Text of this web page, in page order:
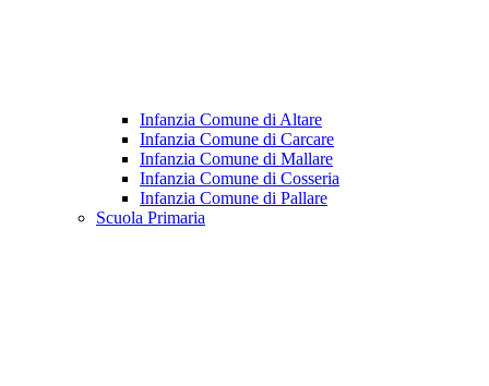
Infanzia Comune di Altare
Infanzia Comune di Carcare
Infanzia Comune di Mallare
Infanzia Comune di Cosseria
Infanzia Comune di Pallare
Scuola Primaria